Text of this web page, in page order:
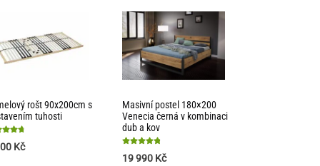
rošt 90x200cm s
tuhosti
Kč
Masivní postel 180×200
Venecia černá v kombinaci
dub a kov
4.9
19 990 Kč